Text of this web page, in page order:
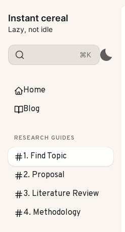
Instant cereal
Lazy, not idle
⌘K
Home
Blog
RESEARCH GUIDES
1. Find Topic
2. Proposal
3. Literature Review
4. Methodology